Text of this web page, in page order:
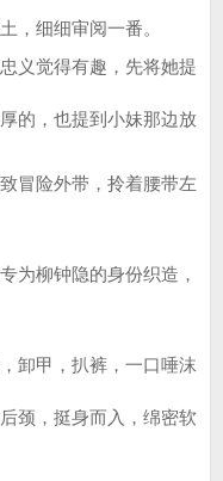
，细细审阅一番。
觉得有趣，先将她提
的，也提到小妹那边放
险外带，拎着腰带左
柳钟隐的身份织造，
甲，扒裤，一口唾沫
颈，挺身而入，绵密软